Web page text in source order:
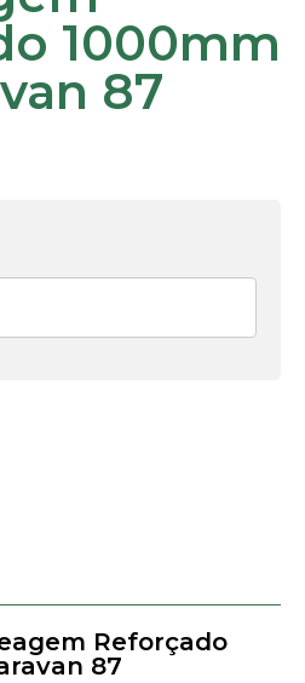
1000mm
87
Reforçado
87